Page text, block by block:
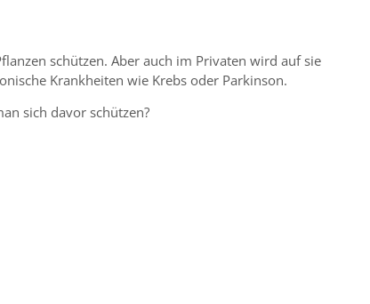
schützen. Aber auch im Privaten wird auf sie
Krankheiten wie Krebs oder Parkinson.
sich davor schützen?